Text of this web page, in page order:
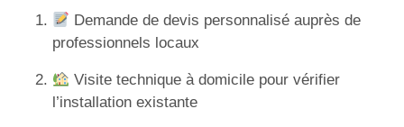
Demande de devis personnalisé auprès de
professionnels locaux
Visite technique à domicile pour vérifier
l’installation existante